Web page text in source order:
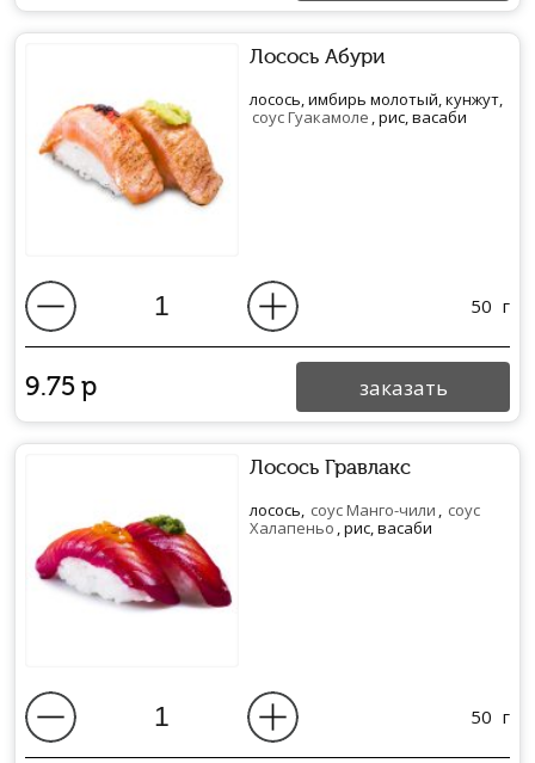
Лосось Абури
лосось, имбирь молотый, кунжут,
соус Гуакамоле , рис, васаби
50 г
9.75р заказать
Лосось Гравлакс
лосось, соус Манго-чили , соус
Халапеньо , рис, васаби
50 г